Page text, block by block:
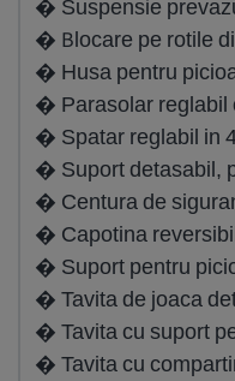
� Suspensie
� Blocare pe rotile
� Husa pentru
� Parasolar reglabil
� Spatar reglabil in
� Suport detasabil,
� Centura de
� Capotina
� Suport pentru
� Tavita de joaca
� Tavita cu suport
� Tavita cu